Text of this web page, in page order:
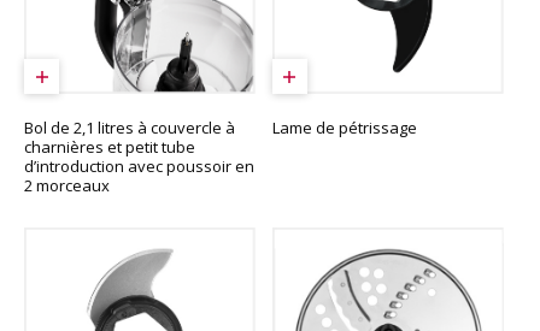
Bol de 2,1 litres à couvercle à
charnières et petit tube
d’introduction avec poussoir en
2 morceaux
Lame de pétrissage